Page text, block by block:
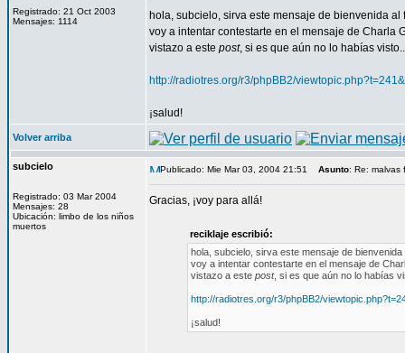
Registrado: 21 Oct 2003
Mensajes: 1114
hola, subcielo, sirva este mensaje de bienvenida al
voy a intentar contestarte en el mensaje de Charla
vistazo a este post, si es que aún no lo habías
http://radiotres.org/r3/phpBB2/
¡salud!
Volver arriba
subcielo
Registrado: 03 Mar 2004
Mensajes: 28
Ubicación: limbo de los niños
muertos
Publicado: Mie Mar 03, 2004 21:51 Asunto: Re: malvas
Gracias, ¡voy para allá!
reciklaje escribió:
hola, subcielo, sirva este mensaje de
voy a intentar contestarte en el mensaje de
vistazo a este post, si es que aún no lo habías
http://radiotres.org/r3/phpBB2/
¡salud!